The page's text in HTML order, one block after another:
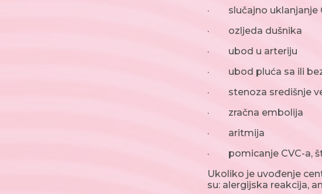
· slučajno uklanjanje
· ozljeda dušnika
· ubod u arteriju
· ubod pluća sa ili
· stenoza središnje
· zračna embolija
· aritmija
· pomicanje CVC-a,
Ukoliko je uvođenje
su: alergijska reakcija,